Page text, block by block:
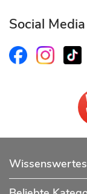
Social Media
Wissenswertes